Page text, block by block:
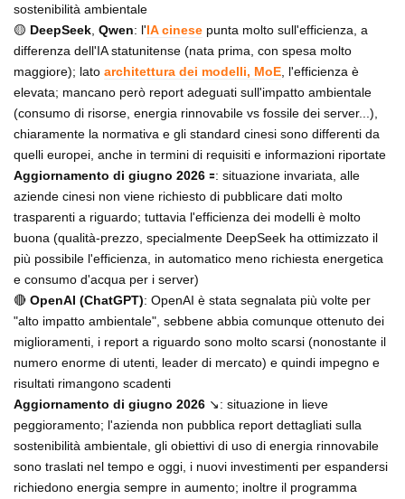
sostenibilità ambientale
🟡 DeepSeek Qwen: l'IA cinese punta molto sull'efficienza, a
differenza dell'IA statunitense (nata prima, con spesa molto
maggiore); lato architettura dei modelli, MoE , l'efficienza è
elevata; mancano però report adeguati sull'impatto ambientale
(consumo di risorse, energia rinnovabile vs fossile dei server...),
chiaramente la normativa e gli standard cinesi sono differenti da
quelli europei, anche in termini di requisiti e informazioni riportate
Aggiornamento di giugno 2026 🟰: situazione invariata, alle
aziende cinesi non viene richiesto di pubblicare dati molto
trasparenti a riguardo; tuttavia l'efficienza dei modelli è molto
buona (qualità-prezzo, specialmente DeepSeek ha ottimizzato il
più possibile l'efficienza, in automatico meno richiesta energetica
e consumo d'acqua per i server)
🔴 OpenAI (ChatGPT): OpenAI è stata segnalata più volte per
"alto impatto ambientale", sebbene abbia comunque ottenuto dei
miglioramenti, i report a riguardo sono molto scarsi (nonostante il
numero enorme di utenti, leader di mercato) e quindi impegno e
risultati rimangono scadenti
Aggiornamento di giugno 2026 ↘️: situazione in lieve
peggioramento; l'azienda non pubblica report dettagliati sulla
sostenibilità ambientale, gli obiettivi di uso di energia rinnovabile
sono traslati nel tempo e oggi, i nuovi investimenti per espandersi
richiedono energia sempre in aumento; inoltre il programma